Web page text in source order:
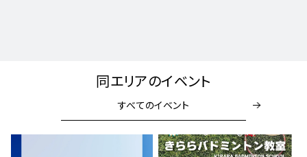
同エリアのイベント
すべてのイベント